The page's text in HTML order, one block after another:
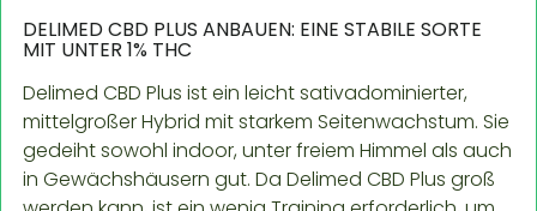
DELIMED CBD PLUS ANBAUEN: EINE STABILE SORTE
MIT UNTER 1% THC
Delimed CBD Plus ist ein leicht sativadominierter,
mittelgroßer Hybrid mit starkem Seitenwachstum. Sie
gedeiht sowohl indoor, unter freiem Himmel als auch
in Gewächshäusern gut. Da Delimed CBD Plus groß